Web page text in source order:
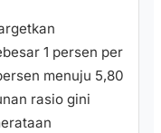
1 persen per
menuju 5,80
rasio gini